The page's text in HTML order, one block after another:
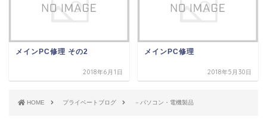
メインPC修理 その2
2018年6月1日
メインPC修理
2018年5月30日
HOME プライベートブログ －パソコン・電機製品